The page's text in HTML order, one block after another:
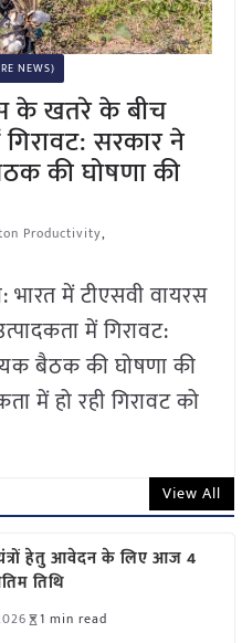
NEWS)
के खतरे के बीच
सरकार ने
की घोषणा की
Productivity,
में टीएसवी वायरस
में गिरावट:
बैठक की घोषणा की
में हो रही गिरावट को
View All
यंत्रों हेतु आवेदन के लिए आज 4
तिथि
1 min read